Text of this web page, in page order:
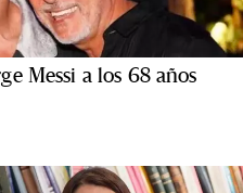
Messi a los 68 años